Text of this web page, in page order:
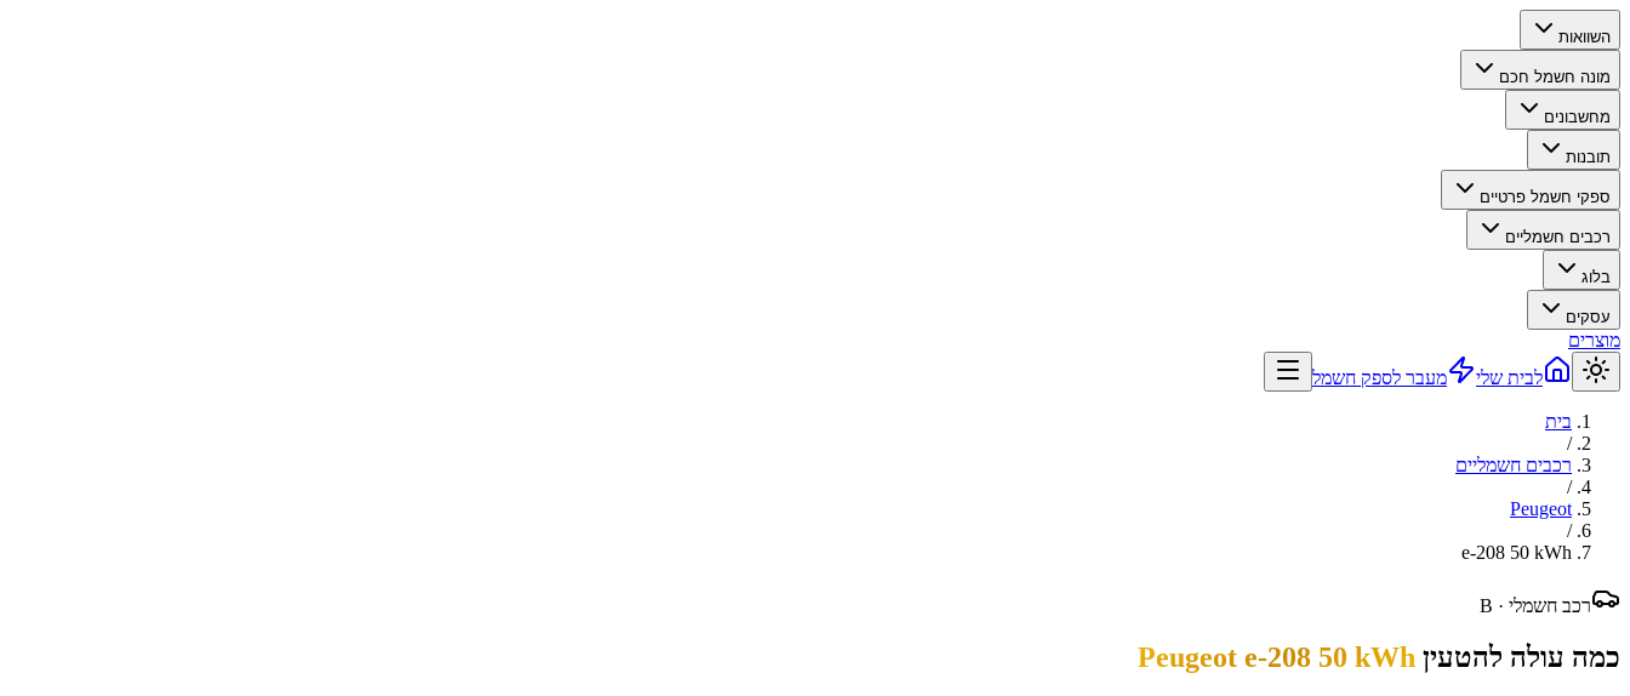
השוואות
מונה חשמל חכם
מחשבונים
תובנות
ספקי חשמל פרטיים
רכבים חשמליים
בלוג
עסקים
מוצרים
לבית שלי
מעבר לספק חשמל
בית
/
רכבים חשמליים
/
Peugeot
/
e-208 50 kWh
רכב חשמלי · B
כמה עולה להטעין Peugeot e-208 50 kWh